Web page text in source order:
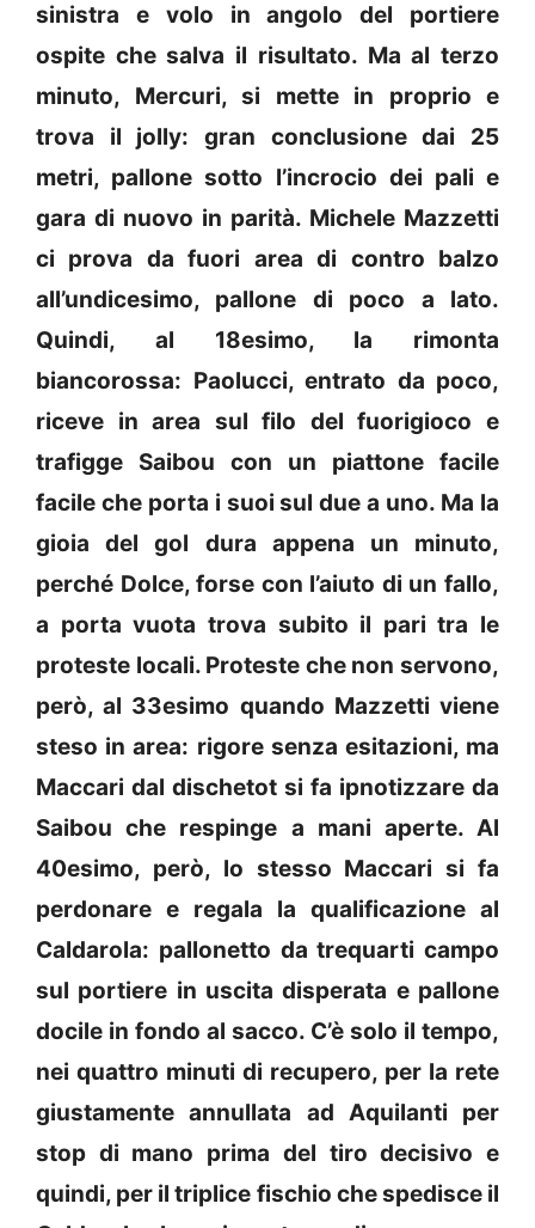
sinistra e volo in angolo del portiere
ospite che salva il risultato. Ma al terzo
minuto, Mercuri, si mette in proprio e
trova il jolly: gran conclusione dai 25
metri, pallone sotto l’incrocio dei pali e
gara di nuovo in parità. Michele Mazzetti
ci prova da fuori area di contro balzo
all’undicesimo, pallone di poco a lato.
Quindi, al 18esimo, la rimonta
biancorossa: Paolucci, entrato da poco,
riceve in area sul filo del fuorigioco e
trafigge Saibou con un piattone facile
facile che porta i suoi sul due a uno. Ma la
gioia del gol dura appena un minuto,
perché Dolce, forse con l’aiuto di un fallo,
a porta vuota trova subito il pari tra le
proteste locali. Proteste che non servono,
però, al 33esimo quando Mazzetti viene
steso in area: rigore senza esitazioni, ma
Maccari dal dischetot si fa ipnotizzare da
Saibou che respinge a mani aperte. Al
40esimo, però, lo stesso Maccari si fa
perdonare e regala la qualificazione al
Caldarola: pallonetto da trequarti campo
sul portiere in uscita disperata e pallone
docile in fondo al sacco. C’è solo il tempo,
nei quattro minuti di recupero, per la rete
giustamente annullata ad Aquilanti per
stop di mano prima del tiro decisivo e
quindi, per il triplice fischio che spedisce il